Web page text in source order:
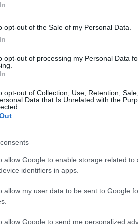
opt-out of the Sale of my Personal Data.
opt-out of processing my Personal Data
opt-out of Collection, Use, Retention,
Data that Is Unrelated with the
allow Google to enable storage related to
identifiers in apps.
allow my user data to be sent to Google
allow Google to send me personalized
Hoffman και Bruni
ονόματα του Hollywood!